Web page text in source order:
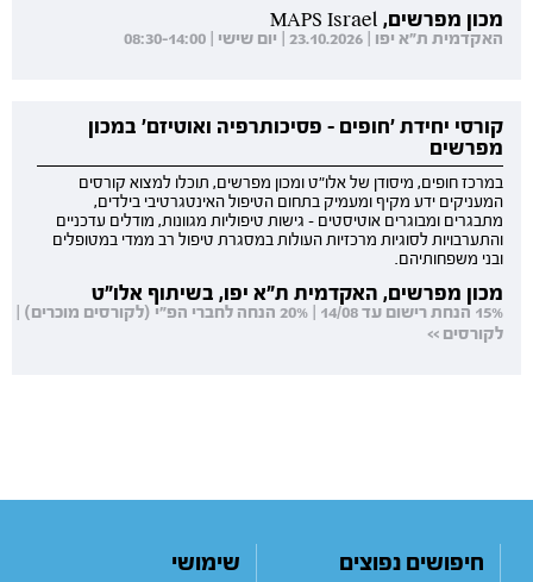
מכון מפרשים, MAPS Israel
האקדמית ת"א יפו | 23.10.2026 | יום שישי | 08:30-14:00
קורסי יחידת 'חופים - פסיכותרפיה ואוטיזם' במכון
מפרשים
במרכז חופים, מיסודן של אלו"ט ומכון מפרשים, תוכלו למצוא קורסים
המעניקים ידע מקיף ומעמיק בתחום הטיפול האינטגרטיבי בילדים,
מתבגרים ומבוגרים אוטיסטים - גישות טיפוליות מגוונות, מודלים עדכניים
והתערבויות לסוגיות מרכזיות העולות במסגרת טיפול רב ממדי במטופלים
ובני משפחותיהם.
מכון מפרשים, האקדמית ת"א יפו, בשיתוף אלו"ט
15% הנחת רישום עד 14/08 | 20% הנחה לחברי הפ"י (לקורסים מוכרים) |
לקורסים >>
חיפושים נפוצים
שימושי